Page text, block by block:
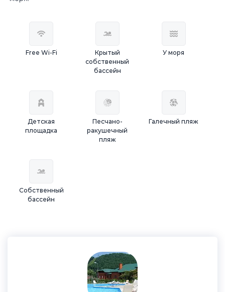
Free Wi-Fi
Крытый
собственный
бассейн
У моря
Детская
площадка
Песчано-
ракушечный
пляж
Галечный пляж
Собственный
бассейн